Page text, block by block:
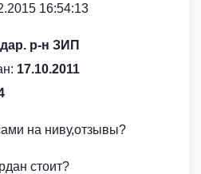
16:54:13
р-н ЗИП
17.10.2011
на ниву,отзывы?
стоит?